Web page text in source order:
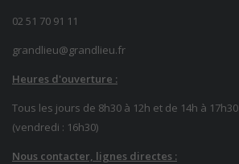
02 51 70 91 11
grandlieu@grandlieu.fr
Heures d'ouverture :
Tous les jours de 8h30 à 12h et de 14h à 17h30
(vendredi : 16h30)
Nous contacter, lignes directes :